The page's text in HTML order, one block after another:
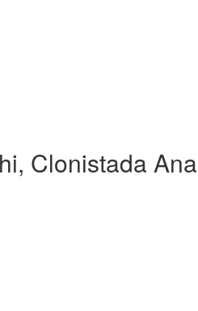
Clonistada